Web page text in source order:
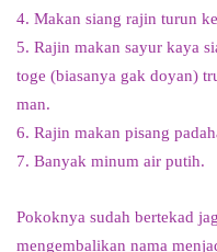
4. Makan siang rajin turun
5. Rajin makan sayur kaya
toge (biasanya gak doyan)
man.
6. Rajin makan pisang
7. Banyak minum air putih.
Pokoknya sudah bertekad
mengembalikan nama